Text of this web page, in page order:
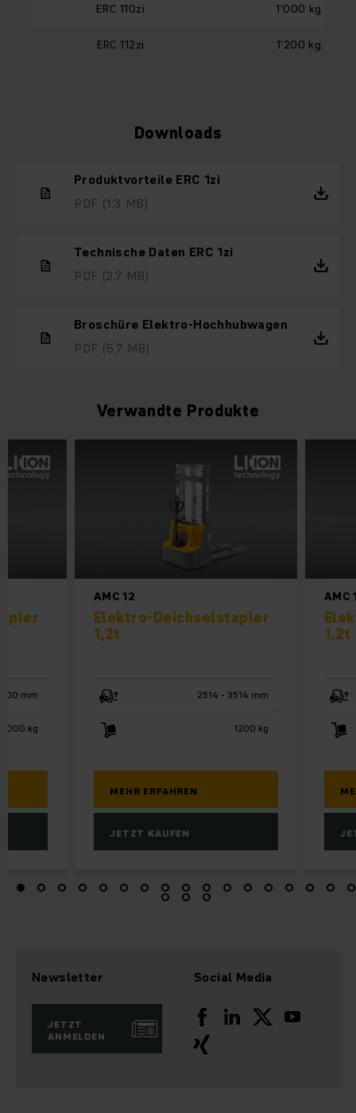
ERC 110zi 1’000 kg
ERC 112zi 1’200 kg
Downloads
Produktvorteile ERC 1zi
PDF (1.3 MB)
Technische Daten ERC 1zi
PDF (2.7 MB)
Broschüre Elektro-Hochhubwagen
PDF (5.7 MB)
Verwandte Produkte
AMC 12
Elektro-Deichselstapler
1,2t
2514 - 3514 mm
1200 kg
MEHR ERFAHREN
JETZT KAUFEN
AMC
1,2t
mm
kg
Newsletter
JETZT
ANMELDEN
Social Media